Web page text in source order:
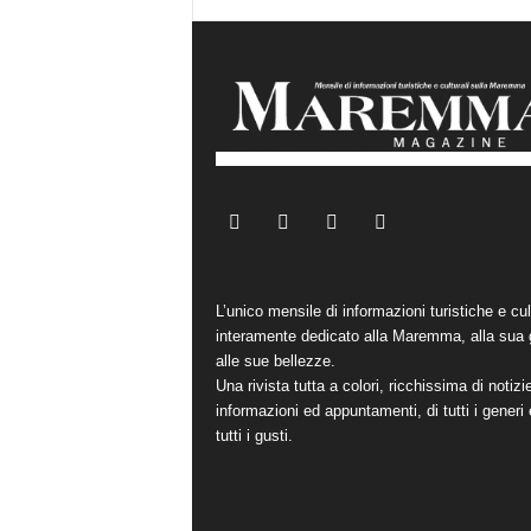
L’unico mensile di informazioni turistiche e
interamente dedicato alla Maremma, alla sua
alle sue bellezze.
Una rivista tutta a colori, ricchissima di
informazioni ed appuntamenti, di tutti i generi
tutti i gusti.